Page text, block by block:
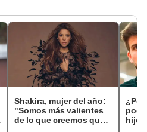
Shakira, mujer del año:
"Somos más valientes
de lo que creemos que
¿Por
hijos